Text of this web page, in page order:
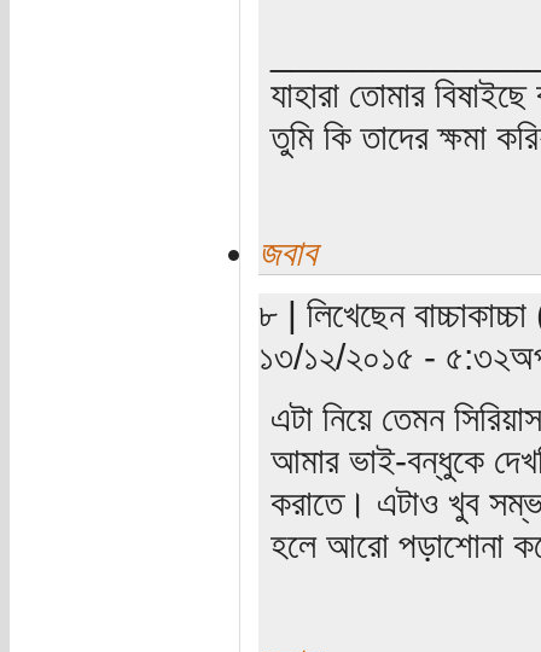
যাহারা তোমার
তুমি কি তাদের ক্ষমা
জবাব
৮ | লিখেছেন
১৩/১২/২০১৫ -
এটা নিয়ে তেমন
আমার ভাই-বন্ধুকে
করাতে। এটাও খুব
হলে আরো পড়াশোনা